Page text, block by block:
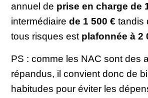
annuel de prise en charge de
intermédiaire de 1 500 € tandis
tous risques est plafonnée à 2
PS : comme les NAC sont des
répandus, il convient donc de
habitudes pour éviter les